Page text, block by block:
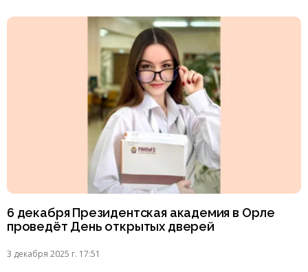
6 декабря Президентская академия в Орле
проведёт День открытых дверей
3 декабря 2025 г. 17:51